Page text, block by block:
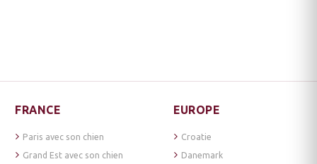
FRANCE
Paris avec son chien
Grand Est avec son chien
EUROPE
Croatie
Danemark